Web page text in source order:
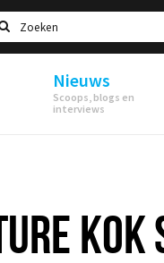
Nieuws
Scoops, blogs en
interviews
KOK